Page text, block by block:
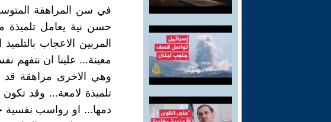
في سن المراهقة
حسن نية يعامل تلميذة
المربين الاعجاب
معينة... علينا ان نتفهم
وهي الاخرى مراهقة قد
تلميذة لامعة... وقد تكون
دمها... او رواسب نفسية